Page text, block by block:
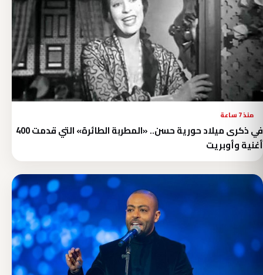
منذ 7 ساعة
في ذكرى ميلاد حورية حسن.. «المطربة الطائرة» التي قدمت 400
أغنية وأوبريت